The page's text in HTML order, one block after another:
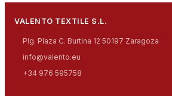
VALENTO TEXTILE S.L.
Plg. Plaza C. Burtina 12 50197 Zaragoza
info@valento.eu
+34 976 595758